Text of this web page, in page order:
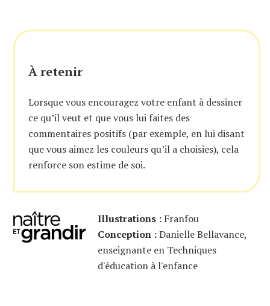
À retenir
Lorsque vous encouragez votre enfant à dessiner
ce qu’il veut et que vous lui faites des
commentaires positifs (par exemple, en lui disant
que vous aimez les couleurs qu’il a choisies), cela
renforce son estime de soi.
Illustrations : Franfou
Conception :Danielle Bellavance,
enseignante en Techniques
d'éducation à l'enfance